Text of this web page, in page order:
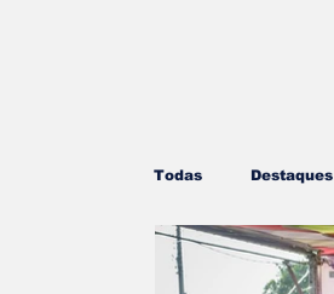
Todas Destaques